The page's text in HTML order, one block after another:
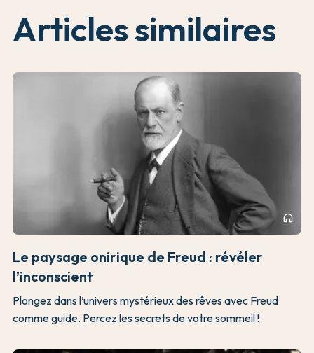
Articles similaires
headphones
Le paysage onirique de Freud : révéler
l’inconscient
Plongez dans l’univers mystérieux des rêves avec Freud
comme guide. Percez les secrets de votre sommeil !